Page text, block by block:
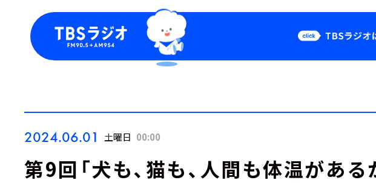
Podcast
2024.06.01 土曜日 00:00
第9回「犬も、猫も、人間も体温がある